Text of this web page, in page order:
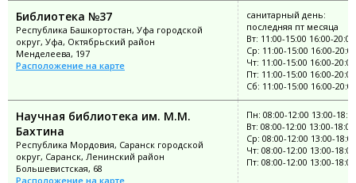
Библиотека №37
Республика Башкортостан, Уфа городской
округ, Уфа, Октябрьский район
Менделеева, 197
Расположение на карте
санитарный день:
последняя пт месяца
Вт: 11:00-15:00 16:00-20:00
Ср: 11:00-15:00 16:00-20:00
Чт: 11:00-15:00 16:00-20:00
Пт: 11:00-15:00 16:00-20:00
Сб: 11:00-15:00 16:00-20:00
Научная библиотека им. М.М.
Бахтина
Республика Мордовия, Саранск городской
округ, Саранск, Ленинский район
Большевистская, 68
Расположение на карте
Пн: 08:00-12:00 13:00-
Вт: 08:00-12:00 13:00-18:00
Ср: 08:00-12:00 13:00-18:00
Чт: 08:00-12:00 13:00-18:00
Пт: 08:00-12:00 13:00-18:00